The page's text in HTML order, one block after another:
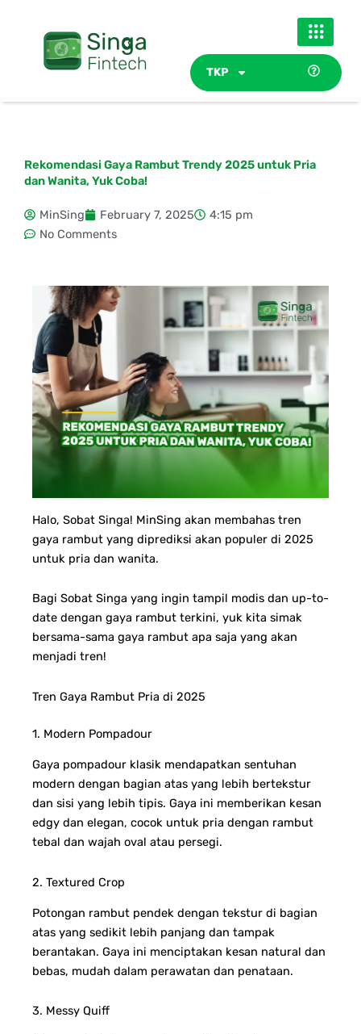
TKP
Rekomendasi Gaya Rambut Trendy 2025 untuk Pria
dan Wanita, Yuk Coba!
MinSing February 7, 2025
4:15 pm
No Comments
Halo, Sobat Singa! MinSing akan membahas tren
gaya rambut yang diprediksi akan populer di 2025
untuk pria dan wanita.
Bagi Sobat Singa yang ingin tampil modis dan up-to-
date dengan gaya rambut terkini, yuk kita simak
bersama-sama gaya rambut apa saja yang akan
menjadi tren!
Tren Gaya Rambut Pria di 2025
1. Modern Pompadour
Gaya pompadour klasik mendapatkan sentuhan
modern dengan bagian atas yang lebih bertekstur
dan sisi yang lebih tipis. Gaya ini memberikan kesan
edgy dan elegan, cocok untuk pria dengan rambut
tebal dan wajah oval atau persegi.
2. Textured Crop
Potongan rambut pendek dengan tekstur di bagian
atas yang sedikit lebih panjang dan tampak
berantakan. Gaya ini menciptakan kesan natural dan
bebas, mudah dalam perawatan dan penataan.
3. Messy Quiff